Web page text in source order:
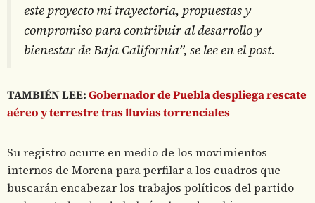
este proyecto mi trayectoria, propuestas y
compromiso para contribuir al desarrollo y
bienestar de Baja California”, se lee en el post.
TAMBIÉN LEE:Gobernador de Puebla despliega rescate
aéreo y terrestre tras lluvias torrenciales
Su registro ocurre en medio de los movimientos
internos de Morena para perfilar a los cuadros que
buscarán encabezar los trabajos políticos del partido